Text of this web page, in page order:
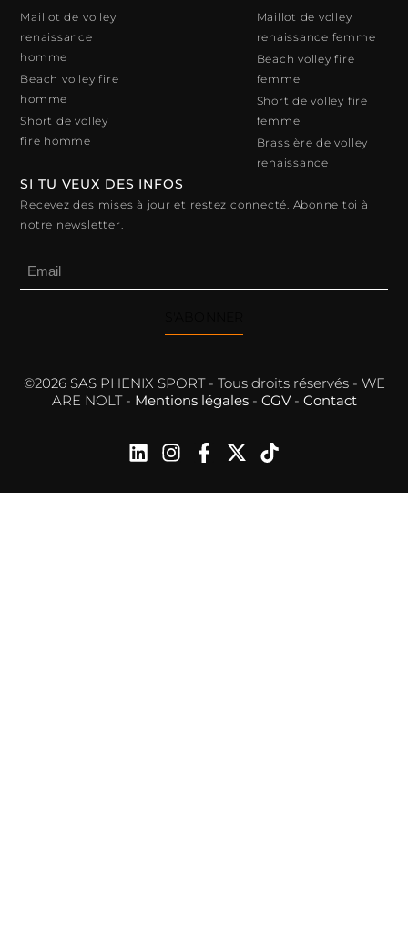
Maillot de volley
renaissance
homme
Beach volley fire
homme
Short de volley
fire homme
Maillot de volley
renaissance femme
Beach volley fire
femme
Short de volley fire
femme
Brassière de volley
renaissance
SI TU VEUX DES INFOS
Recevez des mises à jour et restez connecté. Abonne toi à
notre newsletter.
©2026 SAS PHENIX SPORT - Tous droits réservés - WE
ARE NOLT - Mentions légales- CGV- Contact